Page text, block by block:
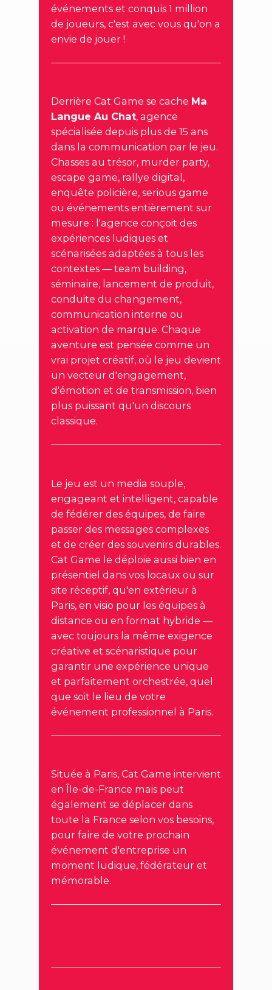
événements et conquis 1 million
de joueurs, c'est avec vous qu'on a
envie de jouer !
Derrière Cat Game se cache Ma
Langue Au Chat, agence
spécialisée depuis plus de 15 ans
dans la communication par le jeu.
Chasses au trésor, murder party,
escape game, rallye digital,
enquête policière, serious game
ou événements entièrement sur
mesure : l'agence conçoit des
expériences ludiques et
scénarisées adaptées à tous les
contextes — team building,
séminaire, lancement de produit,
conduite du changement,
communication interne ou
activation de marque. Chaque
aventure est pensée comme un
vrai projet créatif, où le jeu devient
un vecteur d'engagement,
d'émotion et de transmission, bien
plus puissant qu'un discours
classique.
Le jeu est un media souple,
engageant et intelligent, capable
de fédérer des équipes, de faire
passer des messages complexes
et de créer des souvenirs durables.
Cat Game le déploie aussi bien en
présentiel dans vos locaux ou sur
site réceptif, qu'en extérieur à
Paris, en visio pour les équipes à
distance ou en format hybride —
avec toujours la même exigence
créative et scénaristique pour
garantir une expérience unique
et parfaitement orchestrée, quel
que soit le lieu de votre
événement professionnel à Paris.
Située à Paris, Cat Game intervient
en Île-de-France mais peut
également se déplacer dans
toute la France selon vos besoins,
pour faire de votre prochain
événement d'entreprise un
moment ludique, fédérateur et
mémorable.